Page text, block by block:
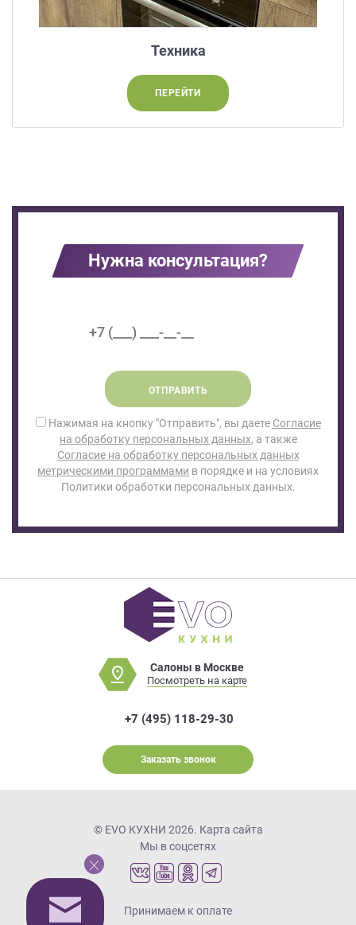
Техника
ПЕРЕЙТИ
Нужна консультация?
ОТПРАВИТЬ
Нажимая на кнопку "Отправить", вы даете Согласие
на обработку персональных данных, а также
Согласие на обработку персональных данных
метрическими программами в порядке и на условиях
Политики обработки персональных данных.
Салоны в Москве
Посмотреть на карте
+7 (495) 118-29-30
Заказать звонок
© EVO КУХНИ 2026. Карта сайта
Мы в соцсетях
Принимаем к оплате